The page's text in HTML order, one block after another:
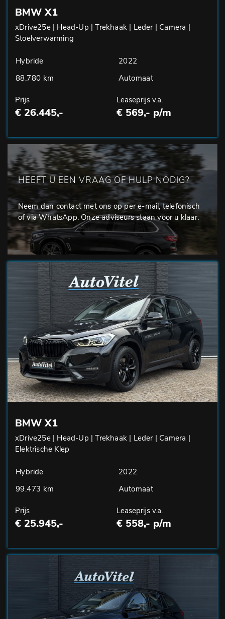
BMW X1
xDrive25e | Head-Up | Trekhaak | Leder | Camera |
Stoelverwarming
Hybride
2022
88.780 km
Automaat
Prijs
€ 26.445,-
Leaseprijs v.a.
€ 569,- p/m
HEEFT U EEN VRAAG OF HULP NODIG?
Neem dan contact met ons op per e-mail, telefonisch
of via WhatsApp. Onze adviseurs staan voor u klaar.
BMW X1
xDrive25e | Head-Up | Trekhaak | Leder | Camera |
Elektrische Klep
Hybride
2022
99.473 km
Automaat
Prijs
€ 25.945,-
Leaseprijs v.a.
€ 558,- p/m